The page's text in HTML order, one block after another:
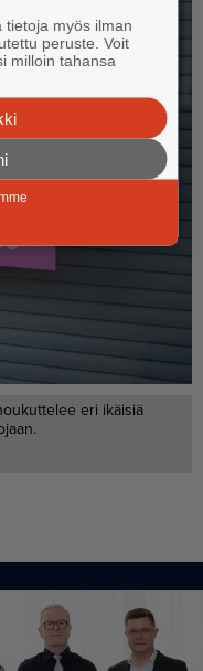
eri ikäisiä
tietoja myös ilman
peruste. Voit
milloin tahansa